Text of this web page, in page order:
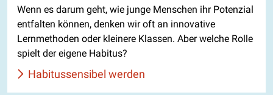
Wenn es darum geht, wie junge Menschen ihr Potenzial
entfalten können, denken wir oft an innovative
Lernmethoden oder kleinere Klassen. Aber welche Rolle
spielt der eigene Habitus?
Habitussensibel werden